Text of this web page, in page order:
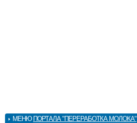
МЕНЮ ПОРТАЛА "ПЕРЕРАБОТКА МОЛОКА"